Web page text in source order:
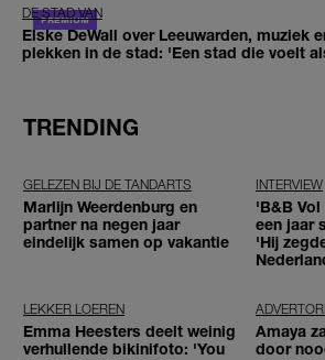
DE STAD VAN
Elske DeWall over Leeuwarden, muziek
plekken in de stad: 'Een stad die voelt
TRENDING
GELEZEN BIJ DE TANDARTS
Marlijn Weerdenburg en
partner na negen jaar
eindelijk samen op vakantie
INTERVIEW
'B&B
een jaar
'Hij
LEKKER LOEREN
Emma Heesters deelt weinig
verhullende bikinifoto: 'You
Amaya
door